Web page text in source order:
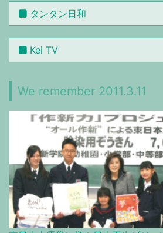
タンタン日和
Kei TV
We remember 2011.3.11